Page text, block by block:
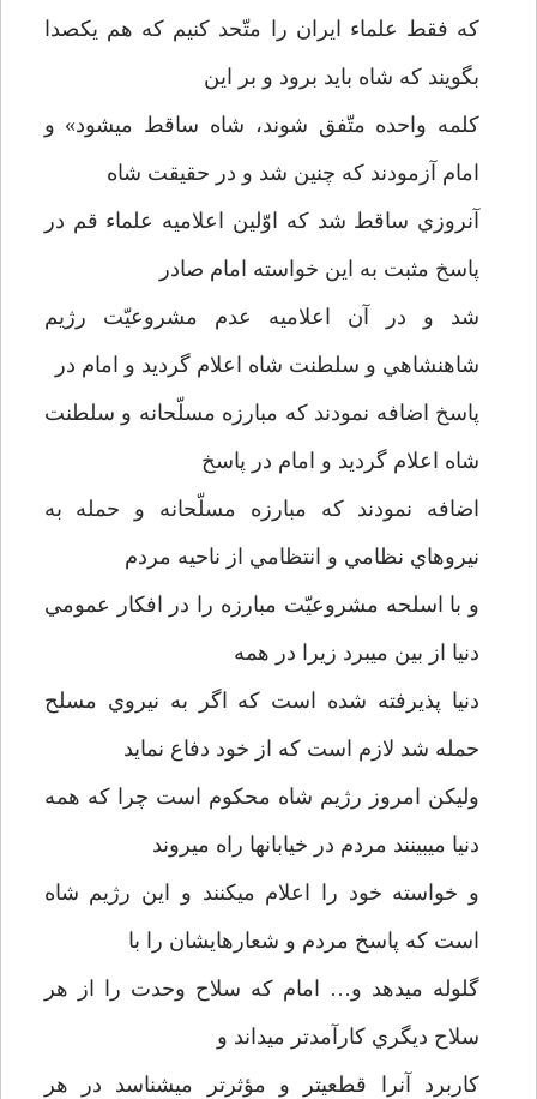
كه فقط علماء ايران را متّحد كنيم كه هم يكصدا
بگويند كه شاه بايد برود و بر اين
كلمه واحده متّفق شوند، شاه ساقط ميشود» و
امام آزمودند كه چنين شد و در حقيقت شاه
آنروزي ساقط شد كه اوّلين اعلاميه علماء قم در
پاسخ مثبت به اين خواسته امام صادر
شد و در آن اعلاميه عدم مشروعيّت رژيم
شاهنشاهي و سلطنت شاه اعلام گرديد و امام در
پاسخ اضافه نمودند كه مبارزه مسلّحانه و سلطنت
شاه اعلام گرديد و امام در پاسخ
اضافه نمودند كه مبارزه مسلّحانه و حمله به
نيروهاي نظامي و انتظامي از ناحيه مردم
و با اسلحه مشروعيّت مبارزه را در افكار عمومي
دنيا از بين مي­برد زيرا در همه
دنيا پذيرفته شده است كه اگر به نيروي مسلح
حمله شد لازم است كه از خود دفاع نمايد
وليكن امروز رژيم شاه محكوم است چرا كه همه
دنيا مي­بينند مردم در خيابانها راه مي­روند
و خواسته خود را اعلام ميكنند و اين رژيم شاه
است كه پاسخ مردم و شعارهايشان را با
گلوله مي­دهد و… امام كه سلاح وحدت را از هر
سلاح ديگري كارآمدتر مي­داند و
كاربرد آنرا قطعي­تر و مؤثرتر ميشناسد در هر